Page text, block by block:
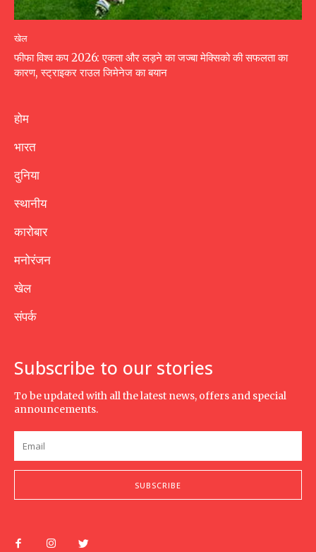
खेल
फीफा विश्व कप 2026: एकता और लड़ने का जज्बा मेक्सिको की सफलता का
कारण, स्ट्राइकर राउल जिमेनेज का बयान
होम
भारत
दुनिया
स्थानीय
कारोबार
मनोरंजन
खेल
संपर्क
Subscribe to our stories
To be updated with all the latest news, offers and special
announcements.
SUBSCRIBE